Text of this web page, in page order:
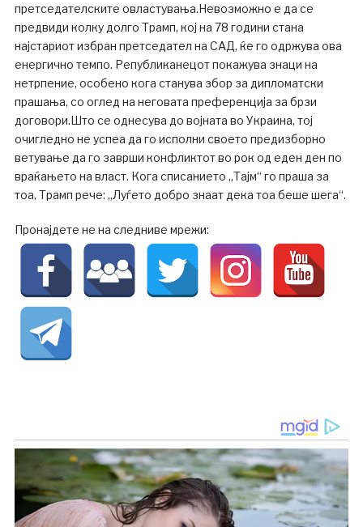
претседателските овластувања.Невозможно е да се
предвиди колку долго Трамп, кој на 78 години стана
најстариот избран претседател на САД, ќе го одржува ова
енергично темпо. Републиканецот покажува знаци на
нетрпение, особено кога станува збор за дипломатски
прашања, со оглед на неговата преференција за брзи
договори.Што се однесува до војната во Украина, тој
очигледно не успеа да го исполни своето предизборно
ветување да го заврши конфликтот во рок од еден ден по
враќањето на власт. Кога списанието „Тајм“ го праша за
тоа, Трамп рече: „Луѓето добро знаат дека тоа беше шега“.
Пронајдете не на следниве мрежи: